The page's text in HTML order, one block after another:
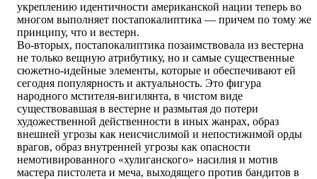
укреплению идентичности американской нации теперь во
многом выполняет постапокалиптика — причем по тому же
принципу, что и вестерн.
Во-вторых, постапокалиптика позаимствовала из вестерна
не только вещную атрибутику, но и самые существенные
сюжетно-идейные элементы, которые и обеспечивают ей
сегодня популярность и актуальность. Это фигура
народного мстителя-вигилянта, в чистом виде
существовавшая в вестерне и размытая до потери
художественной действенности в иных жанрах, образ
внешней угрозы как неисчислимой и непостижимой орды
врагов, образ внутренней угрозы как опасности
немотивированного «хулиганского» насилия и мотив
мастера пистолета и меча, выходящего против бандитов в